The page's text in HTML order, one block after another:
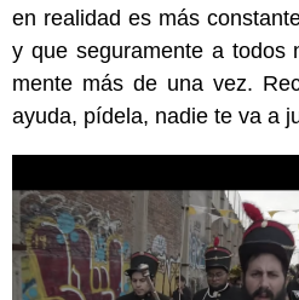
en realidad es más
y que seguramente a todos
mente más de una vez.
ayuda, pídela, nadie te va a